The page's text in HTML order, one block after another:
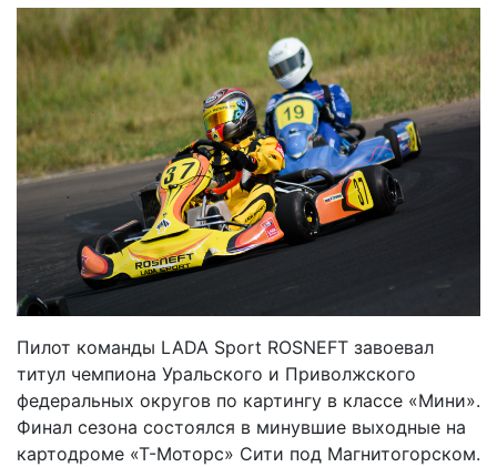
Пилот команды LADA Sport ROSNEFT завоевал
титул чемпиона Уральского и Приволжского
федеральных округов по картингу в классе «Мини».
Финал сезона состоялся в минувшие выходные на
картодроме «Т-Моторс» Сити под Магнитогорском.